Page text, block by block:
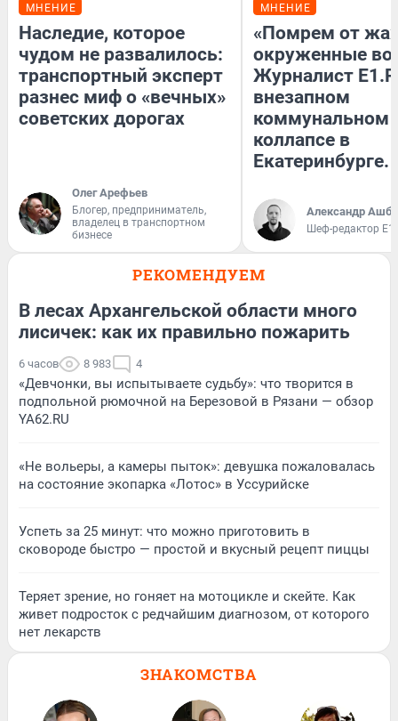
МНЕНИЕ
Наследие, которое
чудом не развалилось:
транспортный эксперт
разнес миф о «вечных»
советских дорогах
Олег Арефьев
Блогер, предприниматель,
владелец в транспортном
бизнесе
МНЕНИЕ
«Помрем от
окруженные
Журналист
внезапном
коммунальном
коллапсе в
Екатеринбурге.
Александр
Шеф-редактор
РЕКОМЕНДУЕМ
В лесах Архангельской области много
лисичек: как их правильно пожарить
6 часов 8 983 4
«Девчонки, вы испытываете судьбу»: что творится в
подпольной рюмочной на Березовой в Рязани — обзор
YA62.RU
«Не вольеры, а камеры пыток»: девушка пожаловалась
на состояние экопарка «Лотос» в Уссурийске
Успеть за 25 минут: что можно приготовить в
сковороде быстро — простой и вкусный рецепт пиццы
Теряет зрение, но гоняет на мотоцикле и скейте. Как
живет подросток с редчайшим диагнозом, от которого
нет лекарств
ЗНАКОМСТВА